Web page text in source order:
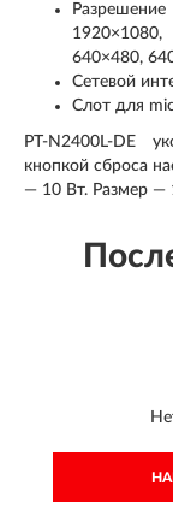
1920×1080,
640×480,
Сетевой
Слот для
PT-N2400L-DE
кнопкой сброса
— 10 Вт. Размер —